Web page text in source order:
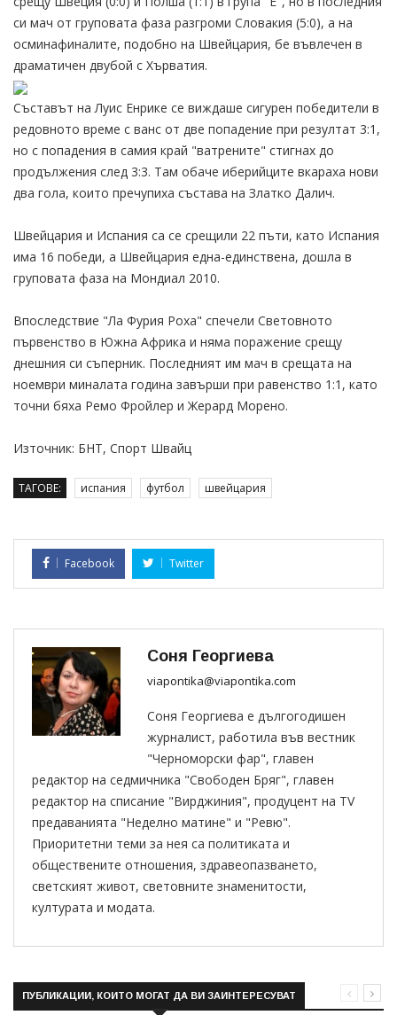
си мач от груповата фаза разгроми Словакия (5:0), а на
осминафиналите, подобно на Швейцария, бе въвлечен в
драматичен двубой с Хърватия.
Съставът на Луис Енрике се виждаше сигурен победители в
редовното време с ванс от две попадение при резултат 3:1,
но с попадения в самия край "ватрените" стигнах до
продължения след 3:3. Там обаче иберийците вкараха нови
два гола, които пречупиха състава на Златко Далич.
Швейцария и Испания са се срещили 22 пъти, като Испания
има 16 победи, а Швейцария една-единствена, дошла в
груповата фаза на Мондиал 2010.
Впоследствие "Ла Фурия Роха" спечели Световното
първенство в Южна Африка и няма поражение срещу
днешния си съперник. Последният им мач в срещата на
ноември миналата година завърши при равенство 1:1, като
точни бяха Ремо Фройлер и Жерард Морено.
Източник: БНТ, Спорт Швайц
ТАГОВЕ: испания футбол швейцария
Facebook Twitter
Соня Георгиева
viapontika@viapontika.com
Соня Георгиева е дългогодишен
журналист, работила във вестник
"Черноморски фар", главен
редактор на седмичника "Свободен Бряг", главен
редактор на списание "Вирджиния", продуцент на TV
предаванията "Неделно матине" и "Ревю".
Приоритетни теми за нея са политиката и
обществените отношения, здравеопазването,
светският живот, световните знаменитости,
културата и модата.
ПУБЛИКАЦИИ, КОИТО МОГАТ ДА ВИ ЗАИНТЕРЕСУВАТ